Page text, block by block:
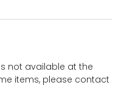
not available at the
items, please contact